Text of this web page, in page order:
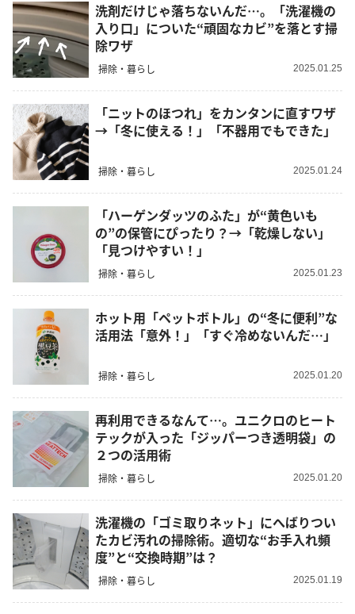
洗剤だけじゃ落ちないんだ…。「洗濯機の
入り口」についた“頑固なカビ”を落とす掃
除ワザ
掃除・暮らし 2025.01.25
「ニットのほつれ」をカンタンに直すワザ
→「冬に使える！」「不器用でもできた」
掃除・暮らし 2025.01.24
「ハーゲンダッツのふた」が“黄色いも
の”の保管にぴったり？→「乾燥しない」
「見つけやすい！」
掃除・暮らし 2025.01.23
ホット用「ペットボトル」の“冬に便利”な
活用法「意外！」「すぐ冷めないんだ…」
掃除・暮らし 2025.01.20
再利用できるなんて…。ユニクロのヒート
テックが入った「ジッパーつき透明袋」の
２つの活用術
掃除・暮らし 2025.01.20
洗濯機の「ゴミ取りネット」にへばりつい
たカビ汚れの掃除術。適切な“お手入れ頻
度”と“交換時期”は？
掃除・暮らし 2025.01.19